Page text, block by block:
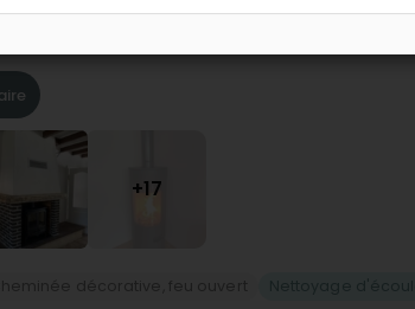
par notre père Gries Yvon. En effet, c'est une
Alors, afin de se prémunir d'une éventuelle
+17